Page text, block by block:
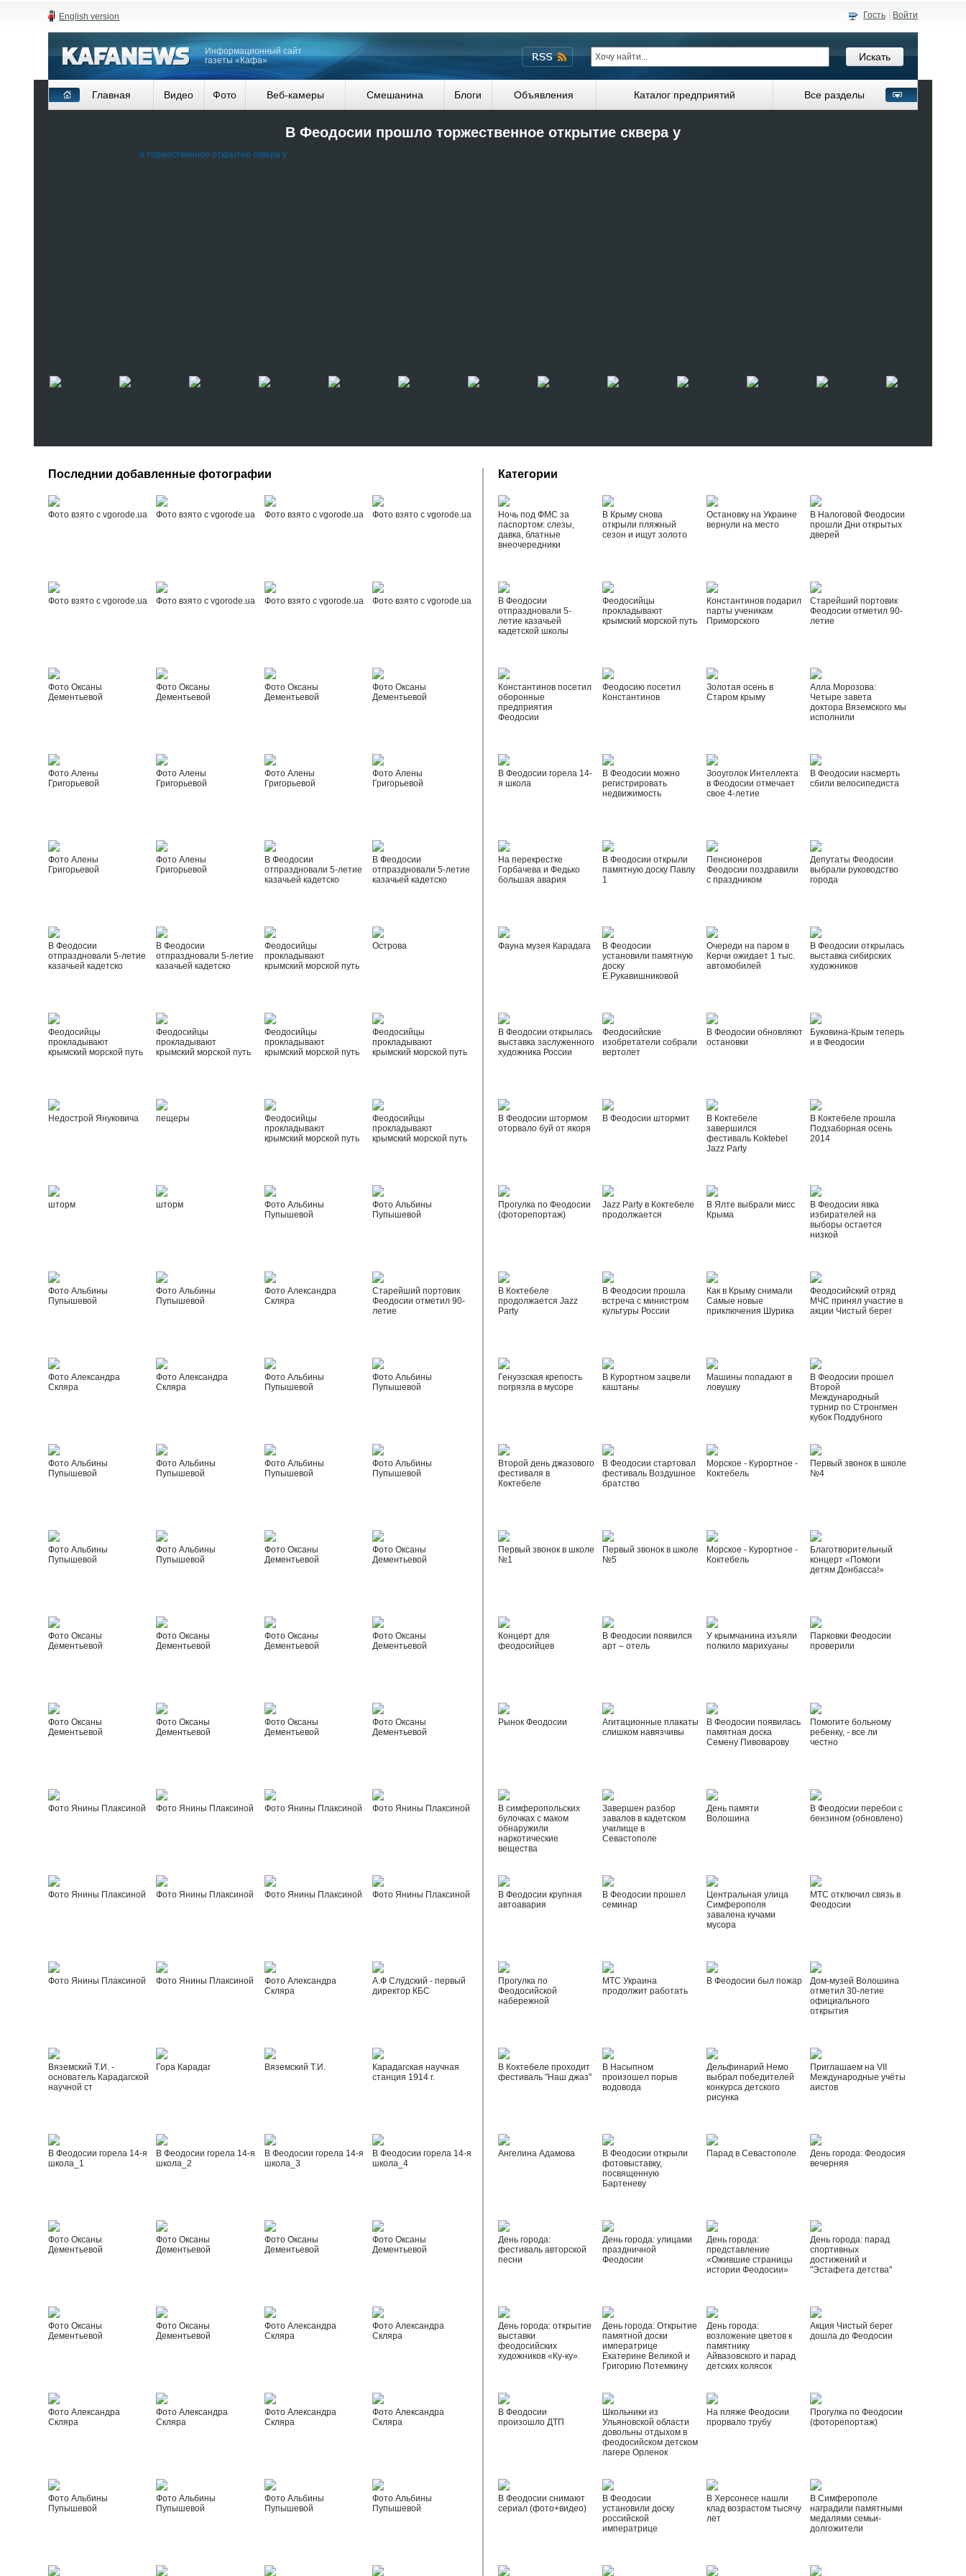
English version Гость Войти
Информационный сайт
газеты «Кафа»
Главная Видео Фото Веб-камеры Смешанина Блоги Объявления Каталог предприятий Все разделы
В Феодосии прошло торжественное открытие сквера у
Последнии добавленные фотографии
Фото взято с vgorode.ua Фото взято с vgorode.ua Фото взято с vgorode.ua Фото взято с vgorode.ua
Фото взято с vgorode.ua Фото взято с vgorode.ua Фото взято с vgorode.ua Фото взято с vgorode.ua
Фото Оксаны
Дементьевой
Фото Оксаны
Дементьевой
Фото Оксаны
Дементьевой
Фото Оксаны
Дементьевой
Фото Алены
Григорьевой
Фото Алены
Григорьевой
Фото Алены
Григорьевой
Фото Алены
Григорьевой
Фото Алены
Григорьевой
Фото Алены
Григорьевой
В Феодосии
отпраздновали 5-летие
казачьей кадетско
В Феодосии
отпраздновали 5-летие
казачьей кадетско
В Феодосии
отпраздновали 5-летие
казачьей кадетско
В Феодосии
отпраздновали 5-летие
казачьей кадетско
Феодосийцы
прокладывают
крымский морской путь
Острова
Феодосийцы
прокладывают
крымский морской путь
Феодосийцы
прокладывают
крымский морской путь
Феодосийцы
прокладывают
крымский морской путь
Феодосийцы
прокладывают
крымский морской путь
Недострой Януковича пещеры
Феодосийцы
прокладывают
крымский морской путь
Феодосийцы
прокладывают
крымский морской путь
шторм шторм
Фото Альбины
Пупышевой
Фото Альбины
Пупышевой
Фото Альбины
Пупышевой
Фото Альбины
Пупышевой
Фото Александра
Скляра
Старейший портовик
Феодосии отметил 90-
летие
Фото Александра
Скляра
Фото Александра
Скляра
Фото Альбины
Пупышевой
Фото Альбины
Пупышевой
Фото Альбины
Пупышевой
Фото Альбины
Пупышевой
Фото Альбины
Пупышевой
Фото Альбины
Пупышевой
Фото Альбины
Пупышевой
Фото Альбины
Пупышевой
Фото Оксаны
Дементьевой
Фото Оксаны
Дементьевой
Фото Оксаны
Дементьевой
Фото Оксаны
Дементьевой
Фото Оксаны
Дементьевой
Фото Оксаны
Дементьевой
Фото Оксаны
Дементьевой
Фото Оксаны
Дементьевой
Фото Оксаны
Дементьевой
Фото Оксаны
Дементьевой
Фото Янины Плаксиной Фото Янины Плаксиной Фото Янины Плаксиной Фото Янины Плаксиной
Фото Янины Плаксиной Фото Янины Плаксиной Фото Янины Плаксиной Фото Янины Плаксиной
Фото Янины Плаксиной Фото Янины Плаксиной
Фото Александра
Скляра
А.Ф Слудский - первый
директор КБС
Вяземский Т.И. -
основатель Карадагской
научной ст
Гора Карадаг Вяземский Т.И.
Карадагская научная
станция 1914 г.
В Феодосии горела 14-я
школа_1
В Феодосии горела 14-я
школа_2
В Феодосии горела 14-я
школа_3
В Феодосии горела 14-я
школа_4
Фото Оксаны
Дементьевой
Фото Оксаны
Дементьевой
Фото Оксаны
Дементьевой
Фото Оксаны
Дементьевой
Фото Оксаны
Дементьевой
Фото Оксаны
Дементьевой
Фото Александра
Скляра
Фото Александра
Скляра
Фото Александра
Скляра
Фото Александра
Скляра
Фото Александра
Скляра
Фото Александра
Скляра
Фото Альбины
Пупышевой
Фото Альбины
Пупышевой
Фото Альбины
Пупышевой
Фото Альбины
Пупышевой
Категории
Ночь под ФМС за
паспортом: слезы,
давка, блатные
внеочередники
В Крыму снова
открыли пляжный
сезон и ищут золото
Остановку на Украине
вернули на место
В Налоговой Феодосии
прошли Дни открытых
дверей
В Феодосии
отпраздновали 5-
летие казачьей
кадетской школы
Феодосийцы
прокладывают
крымский морской путь
Константинов подарил
парты ученикам
Приморского
Старейший портовик
Феодосии отметил 90-
летие
Константинов посетил
оборонные
предприятия
Феодосии
Феодосию посетил
Константинов
Золотая осень в
Старом крыму
Алла Морозова:
Четыре завета
доктора Вяземского мы
исполнили
В Феодосии горела 14-
я школа
В Феодосии можно
регистрировать
недвижимость
Зооуголок Интеллекта
в Феодосии отмечает
свое 4-летие
В Феодосии насмерть
сбили велосипедиста
На перекрестке
Горбачева и Федько
большая авария
В Феодосии открыли
памятную доску Павлу
1
Пенсионеров
Феодосии поздравили
с праздником
Депутаты Феодосии
выбрали руководство
города
Фауна музея Карадага
В Феодосии
установили памятную
доску
Е.Рукавишниковой
Очереди на паром в
Керчи ожидает 1 тыс.
автомобилей
В Феодосии открылась
выставка сибирских
художников
В Феодосии открылась
выставка заслуженного
художника России
Феодосийские
изобретатели собрали
вертолет
В Феодосии обновляют
остановки
Буковина-Крым теперь
и в Феодосии
В Феодосии штормом
оторвало буй от якоря
В Феодосии штормит
В Коктебеле
завершился
фестиваль Koktebel
Jazz Party
В Коктебеле прошла
Подзаборная осень
2014
Прогулка по Феодосии
(фоторепортаж)
Jazz Party в Коктебеле
продолжается
В Ялте выбрали мисс
Крыма
В Феодосии явка
избирателей на
выборы остается
низкой
В Коктебеле
продолжается Jazz
Party
В Феодосии прошла
встреча с министром
культуры России
Как в Крыму снимали
Самые новые
приключения Шурика
Феодосийский отряд
МЧС принял участие в
акции Чистый берег
Генуэзская крепость
погрязла в мусоре
В Курортном зацвели
каштаны
Машины попадают в
ловушку
В Феодосии прошел
Второй
Международный
турнир по Стронгмен
кубок Поддубного
Второй день джазового
фестиваля в
Коктебеле
В Феодосии стартовал
фестиваль Воздушное
братство
Морское - Курортное -
Коктебель
Первый звонок в школе
№4
Первый звонок в школе
№1
Первый звонок в школе
№5
Морское - Курортное -
Коктебель
Благотворительный
концерт «Помоги
детям Донбасса!»
Концерт для
феодосийцев
В Феодосии появился
арт – отель
У крымчанина изъяли
полкило марихуаны
Парковки Феодосии
проверили
Рынок Феодосии
Агитационные плакаты
слишком навязчивы
В Феодосии появилась
памятная доска
Семену Пивоварову
Помогите больному
ребенку, - все ли
честно
В симферопольских
булочках с маком
обнаружили
наркотические
вещества
Завершен разбор
завалов в кадетском
училище в
Севастополе
День памяти
Волошина
В Феодосии перебои с
бензином (обновлено)
В Феодосии крупная
автоавария
В Феодосии прошел
семинар
Центральная улица
Симферополя
завалена кучами
мусора
МТС отключил связь в
Феодосии
Прогулка по
Феодосийской
набережной
МТС Украина
продолжит работать
В Феодосии был пожар
Дом-музей Волошина
отметил 30-летие
официального
открытия
В Коктебеле проходит
фестиваль "Наш джаз"
В Насыпном
произошел порыв
водовода
Дельфинарий Немо
выбрал победителей
конкурса детского
рисунка
Приглашаем на VII
Международные учёты
аистов
Ангелина Адамова
В Феодосии открыли
фотовыставку,
посвященную
Бартеневу
Парад в Севастополе
День города: Феодосия
вечерняя
День города:
фестиваль авторской
песни
День города: улицами
праздничной
Феодосии
День города:
представление
«Ожившие страницы
истории Феодосии»
День города: парад
спортивных
достижений и
"Эстафета детства"
День города: открытие
выставки
феодосийских
художников «Ку-ку».
День города: Открытие
памятной доски
императрице
Екатерине Великой и
Григорию Потемкину
День города:
возложение цветов к
памятнику
Айвазовского и парад
детских колясок
Акция Чистый берег
дошла до Феодосии
В Феодосии
произошло ДТП
Школьники из
Ульяновской области
довольны отдыхом в
феодосийском детском
лагере Орленок
На пляже Феодосии
прорвало трубу
Прогулка по Феодосии
(фоторепортаж)
В Феодосии снимают
сериал (фото+видео)
В Феодосии
установили доску
российской
императрице
В Херсонесе нашли
клад возрастом тысячу
лет
В Симферополе
наградили памятными
медалями семьи-
долгожители